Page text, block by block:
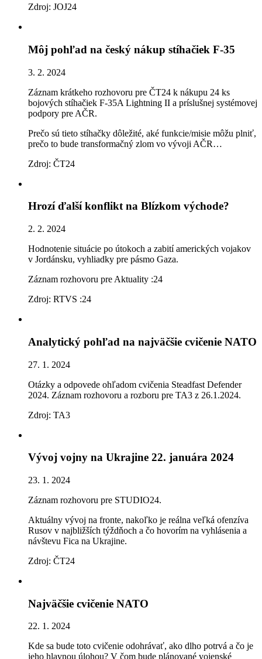
Zdroj: JOJ24
Môj pohľad na český nákup stíhačiek F-35
3. 2. 2024
Záznam krátkeho rozhovoru pre ČT24 k nákupu 24 ks
bojových stíhačiek F-35A Lightning II a príslušnej systémovej
podpory pre AČR.
Prečo sú tieto stíhačky dôležité, aké funkcie/misie môžu plniť,
prečo to bude transformačný zlom vo vývoji AČR…
Zdroj: ČT24
Hrozí ďalší konflikt na Blízkom východe?
2. 2. 2024
Hodnotenie situácie po útokoch a zabití amerických vojakov
v Jordánsku, vyhliadky pre pásmo Gaza.
Záznam rozhovoru pre Aktuality :24
Zdroj: RTVS :24
Analytický pohľad na najväčšie cvičenie NATO
27. 1. 2024
Otázky a odpovede ohľadom cvičenia Steadfast Defender
2024. Záznam rozhovoru a rozboru pre TA3 z 26.1.2024.
Zdroj: TA3
Vývoj vojny na Ukrajine 22. januára 2024
23. 1. 2024
Záznam rozhovoru pre STUDIO24.
Aktuálny vývoj na fronte, nakoľko je reálna veľká ofenzíva
Rusov v najbližších týždňoch a čo hovorím na vyhlásenia a
návštevu Fica na Ukrajine.
Zdroj: ČT24
Najväčšie cvičenie NATO
22. 1. 2024
Kde sa bude toto cvičenie odohrávať, ako dlho potrvá a čo je
jeho hlavnou úlohou? V čom bude plánované vojenské